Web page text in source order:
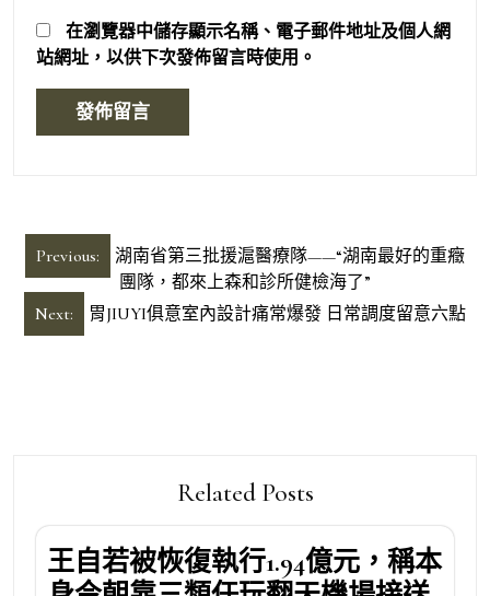
在瀏覽器中儲存顯示名稱、電子郵件地址及個人網
站網址，以供下次發佈留言時使用。
文
章
導
Previous:
湖南省第三批援滬醫療隊——“湖南最好的重癥
團隊，都來上森和診所健檢海了”
Next:
胃JIUYI俱意室內設計痛常爆發 日常調度留意六點
Related Posts
王自若被恢復執行1.94億元，稱本